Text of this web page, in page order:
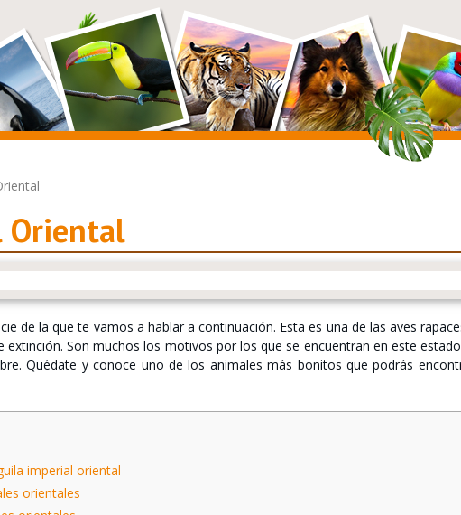
Oriental
de la que te vamos a hablar a continuación. Esta es una de las aves
extinción. Son muchos los motivos por los que se encuentran en este
Quédate y conoce uno de los animales más bonitos que podrás
imperial oriental
orientales